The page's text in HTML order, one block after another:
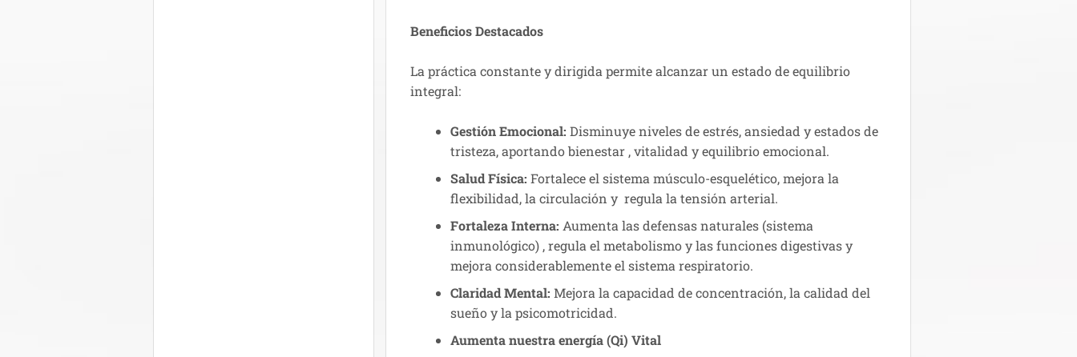
Beneficios Destacados
La práctica constante y dirigida permite alcanzar un estado de equilibrio
integral:
Gestión Emocional: Disminuye niveles de estrés, ansiedad y estados de
tristeza, aportando bienestar , vitalidad y equilibrio emocional.
Salud Física: Fortalece el sistema músculo-esquelético, mejora la
flexibilidad, la circulación y regula la tensión arterial.
Fortaleza Interna: Aumenta las defensas naturales (sistema
inmunológico) , regula el metabolismo y las funciones digestivas y
mejora considerablemente el sistema respiratorio.
Claridad Mental: Mejora la capacidad de concentración, la calidad del
sueño y la psicomotricidad.
Aumenta nuestra energía (Qi) Vital